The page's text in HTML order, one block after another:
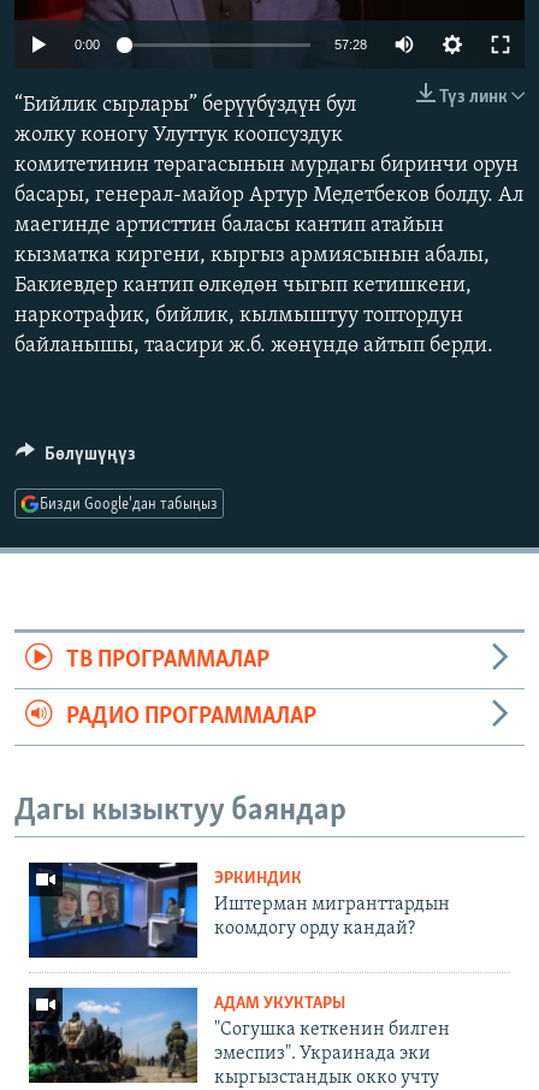
ЭЖЕ-СИҢДИЛЕР
ЫҢГАЙСЫЗ СУРООЛОР
ОНЛАЙН ШЕРИНЕ
ЭЕ/АРнун бардык сайттары 360p 480p
0:00 57:28
240p
480p
1080p
Түз линк
“Бийлик сырлары” берүүбүздүн бул
жолку коногу Улуттук коопсуздук
комитетинин төрагасынын мурдагы биринчи орун
басары, генерал-майор Артур Медетбеков болду. Ал
маегинде артисттин баласы кантип атайын
кызматка киргени, кыргыз армиясынын абалы,
Бакиевдер кантип өлкөдөн чыгып кетишкени,
наркотрафик, бийлик, кылмыштуу топтордун
байланышы, таасири ж.б. жөнүндө айтып берди.
Бөлүшүңүз
Бизди Google'дан табыңыз
ТВ ПРОГРАММАЛАР
РАДИО ПРОГРАММАЛАР
Дагы кызыктуу баяндар
ЭРКИНДИК
Иштерман мигранттардын
коомдогу орду кандай?
АДАМ УКУКТАРЫ
"Согушка кеткенин билген
эмеспиз". Украинада эки
кыргызстандык окко учту